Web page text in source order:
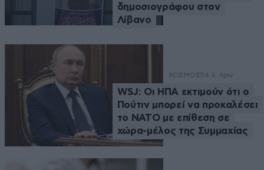
δημοσιογράφου στον
Λίβανο
ΚΟΣΜΟΣ54 λ. πριν
WSJ: Οι ΗΠΑ εκτιμούν ότι ο
Πούτιν μπορεί να προκαλέσει
το ΝΑΤΟ με επίθεση σε
χώρα-μέλος της Συμμαχίας